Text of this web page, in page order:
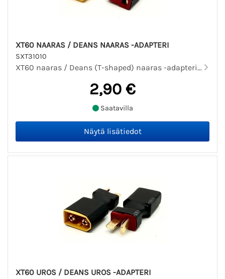
XT60 NAARAS / DEANS NAARAS -ADAPTERI
SXT31010
XT60 naaras / Deans (T-shaped) naaras -adapteri...
2,90 €
Saatavilla
XT60 UROS / DEANS UROS -ADAPTERI